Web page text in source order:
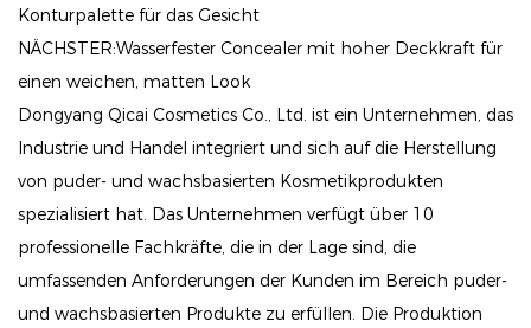
Augenringe und Rötungen effektiv kaschiert.
Langlebige Formel: Genießen Sie das Tragen den
ganzen Tag, ohne sich Gedanken über
Nachbesserungen machen zu müssen, da dieser
Concealer so konzipiert ist, dass er lange hält und
keine Falten bildet.
Benutzerfreundlicher Applikator: Der große Doe-
Foot-Applikator ermöglicht eine einfache
Anwendung, sodass Sie präzise kaschieren,
Konturpalette für das Gesicht
NÄCHSTER:Wasserfester Concealer mit hoher Deckkraft für
einen weichen, matten Look
Dongyang Qicai Cosmetics Co., Ltd. ist ein Unternehmen, das
Industrie und Handel integriert und sich auf die Herstellung
von puder- und wachsbasierten Kosmetikprodukten
spezialisiert hat. Das Unternehmen verfügt über 10
professionelle Fachkräfte, die in der Lage sind, die
umfassenden Anforderungen der Kunden im Bereich puder-
und wachsbasierten Produkte zu erfüllen. Die Produktion